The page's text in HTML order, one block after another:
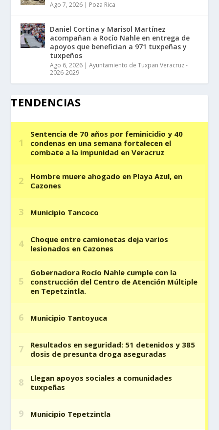
Ago 7, 2026 | Poza Rica
Daniel Cortina y Marisol Martínez
acompañan a Rocío Nahle en entrega de
apoyos que benefician a 971 tuxpeñas y
tuxpeños
Ago 6, 2026 |Ayuntamiento de Tuxpan Veracruz -
2026-2029
TENDENCIAS